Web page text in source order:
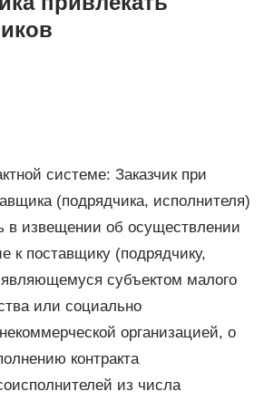
системе: Заказчик при
(подрядчика, исполнителя)
в извещении об осуществлении
к поставщику (подрядчику,
субъектом малого
или социально
организацией, о
контракта
из числа